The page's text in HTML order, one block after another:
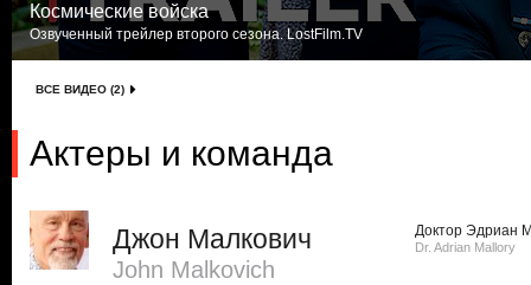
Космические войска
Озвученный трейлер второго сезона. LostFilm.TV
ВСЕ ВИДЕО (2)
Актеры и команда
Джон Малкович
John Malkovich
Доктор Эдриан
Dr. Adrian Mallory